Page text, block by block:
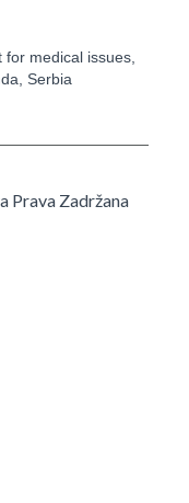
medical issues,
Serbia
Prava Zadržana